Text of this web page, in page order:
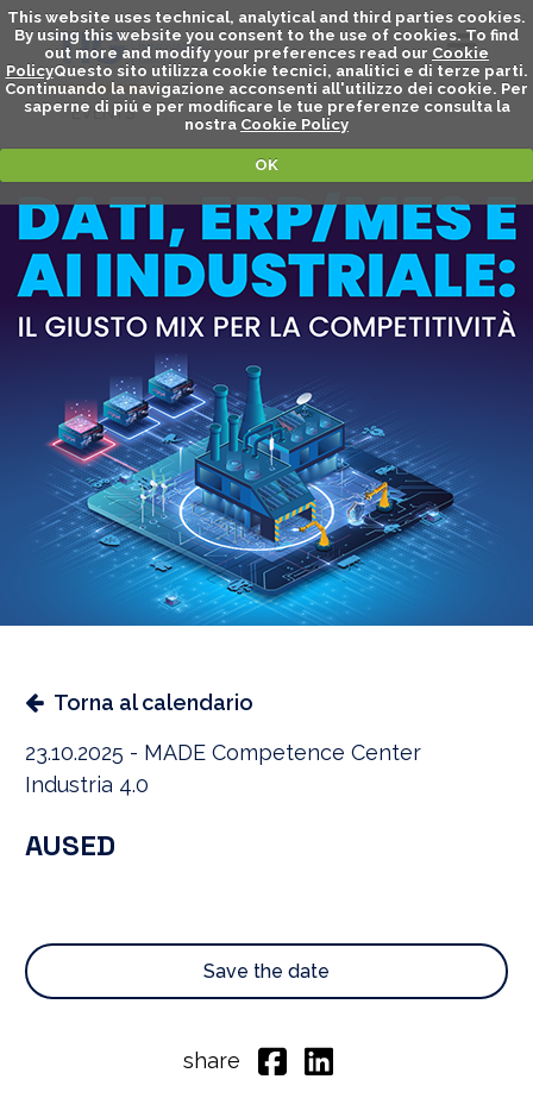
This website uses technical, analytical and third parties cookies.
By using this website you consent to the use of cookies. To find
out more and modify your preferences read our Cookie
PolicyQuesto sito utilizza cookie tecnici, analitici e di terze parti.
Continuando la navigazione acconsenti all'utilizzo dei cookie. Per
saperne di piú e per modificare le tue preferenze consulta la
nostra Cookie Policy
OK
EVENTS
Torna al calendario
23.10.2025 - MADE Competence Center
Industria 4.0
AUSED
Save the date
share